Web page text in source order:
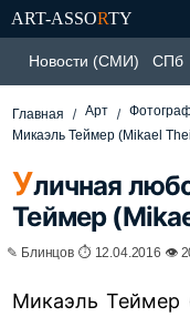
ART-ASSORTY
Новости (СМИ) СПб
Главная Арт
Микаэль Теймер (Mikael
Уличная
Теймер
✎ Блинцов ⏱ 12.04.2016 👁
Микаэль Теймер